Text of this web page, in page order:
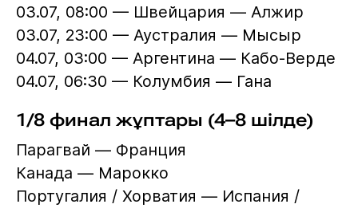
03.07, 08:00 — Швейцария — Алжир
03.07, 23:00 — Аустралия — Мысыр
04.07, 03:00 — Аргентина — Кабо-Верде
04.07, 06:30 — Колумбия — Гана
1/8 финал жұптары (4–8 шілде)
Парагвай — Франция
Канада — Марокко
Португалия / Хорватия — Испания /